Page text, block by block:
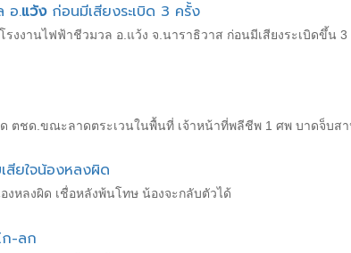
อ.แว้งก่อนมีเสียงระเบิด 3 ครั้ง
งงานไฟฟ้าชีวมวล อ.แว้ง จ.นาราธิวาส ก่อนมีเสียงระเบิดขึ้น 3
ตชด.ขณะลาดตระเวนในพื้นที่ เจ้าหน้าที่พลีชีพ 1 ศพ บาดจ็บสา
สียใจน้องหลงผิด
งหลงผิด เชื่อหลังพ้นโทษ น้องจะกลับตัวได้
ก-ลก